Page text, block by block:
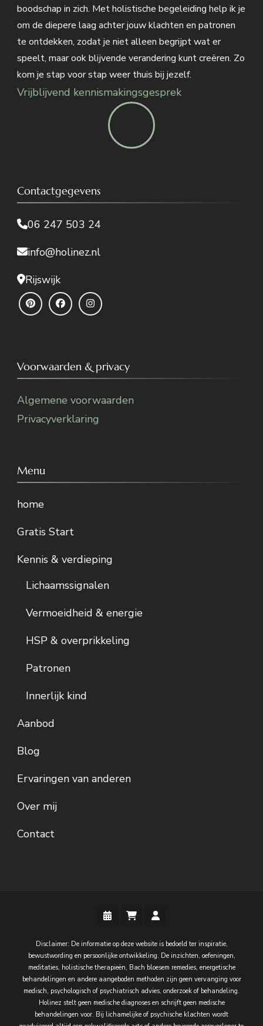
boodschap in zich. Met holistische begeleiding help ik je
om de diepere laag achter jouw klachten en patronen
te ontdekken, zodat je niet alleen begrijpt wat er
speelt, maar ook blijvende verandering kunt creëren. Zo
kom je stap voor stap weer thuis bij jezelf.
Vrijblijvend kennismakingsgesprek
Contactgegevens
06 247 503 24
info@holinez.nl
Rijswijk
Voorwaarden & privacy
Algemene voorwaarden
Privacyverklaring
Menu
home
Gratis Start
Kennis & verdieping
Lichaamssignalen
Vermoeidheid & energie
HSP & overprikkeling
Patronen
Innerlijk kind
Aanbod
Blog
Ervaringen van anderen
Over mij
Contact
Disclaimer: De informatie op deze website is bedoeld ter inspiratie,
bewustwording en persoonlijke ontwikkeling. De inzichten, oefeningen,
meditaties, holistische therapieën, Bach bloesem remedies, energetische
behandelingen en andere aangeboden methoden zijn geen vervanging voor
medisch, psychologisch of psychiatrisch advies, onderzoek of behandeling.
Holinez stelt geen medische diagnoses en schrijft geen medische
behandelingen voor. Bij lichamelijke of psychische klachten wordt